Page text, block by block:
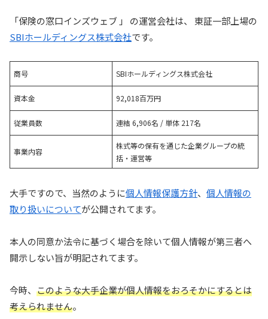
「保険の窓口インズウェブ 」 の運営会社は、 東証一部上場の
SBIホールディングス株式会社です。
商号 SBIホールディングス株式会社
資本金 92,018百万円
従業員数 連結 6,906名 / 単体 217名
事業内容
株式等の保有を通じた企業グループの統
括・運営等
大手ですので、当然のように個人情報保護方針、 個人情報の
取り扱いについてが公開されてます。
本人の同意か法令に基づく場合を除いて個人情報が第三者へ
開示しない旨が明記されてます。
今時、 このような大手企業が個人情報をおろそかにするとは
考えられません。